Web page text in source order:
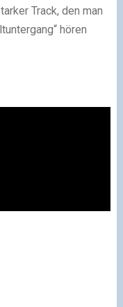
Track, den man
hören